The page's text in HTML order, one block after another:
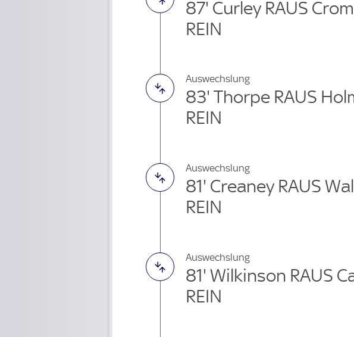
87' Curley RAUS
REIN
Auswechslung
83' Thorpe RAUS
REIN
Auswechslung
81' Creaney RAUS
REIN
Auswechslung
81' Wilkinson RAUS
REIN